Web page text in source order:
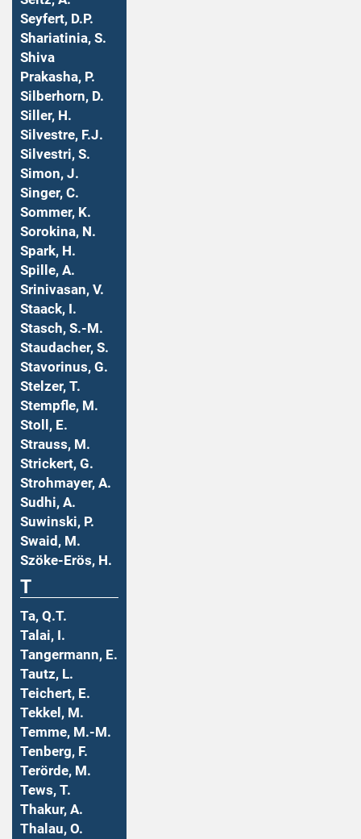
Seyfert, D.P.
Shariatinia, S.
Shiva
Prakasha, P.
Silberhorn, D.
Siller, H.
Silvestre, F.J.
Silvestri, S.
Simon, J.
Singer, C.
Sommer, K.
Sorokina, N.
Spark, H.
Spille, A.
Srinivasan, V.
Staack, I.
Stasch, S.-M.
Staudacher, S.
Stavorinus, G.
Stelzer, T.
Stempfle, M.
Stoll, E.
Strauss, M.
Strickert, G.
Strohmayer, A.
Sudhi, A.
Suwinski, P.
Swaid, M.
Szöke-Erös, H.
T
Ta, Q.T.
Talai, I.
Tangermann, E.
Tautz, L.
Teichert, E.
Tekkel, M.
Temme, M.-M.
Tenberg, F.
Terörde, M.
Tews, T.
Thakur, A.
Thalau, O.